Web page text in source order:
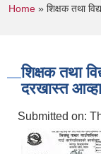
You are
Home» शिक्षक तथा
शिक्षक तथा
दरखास्त
Submitted on: